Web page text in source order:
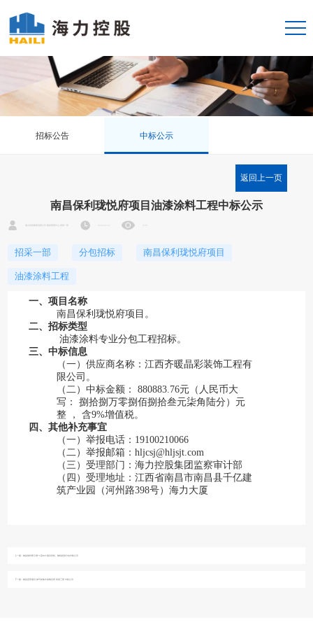
招标公告 中标公示
返回上一页
南昌保利珑悦府项目油漆涂料工程中标公示
招采一部 分包招标 南昌保利珑悦府项目
油漆涂料工程
一、项目名称
南昌保利珑悦府项目 。
二、招标类型
油漆涂料专业分包工程招标。
三、中标信息
（一）供应商名称：江西齐暖晶彩装饰工程有
限公司。
（二）中标金额： 880883.76元（人民币大
写： 捌拾捌万零捌佰捌拾叁元柒角陆分）元
整
， 含9%增值税。
四、其他补充事宜
（一）举报电话：19100210066
（二）举报邮箱：hljcsj@hljsjt.com
（三）受理部门：海力控股集团监察审计部
（四）受理地址：江西省南昌市南昌县千亿建
筑产业园（河州路398号）海力大厦
上一篇：南昌保利青云谱75亩K02项目挖机、炮机租赁分包中标公示
下一篇：南昌直营项目 加气块集中采购合同 招采三部 中标公示